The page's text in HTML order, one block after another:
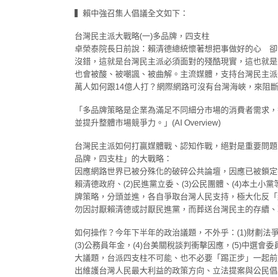
​▍賴中強召集人倡議全文如下：
​台灣民主派大戰略(一)多品牌，四支柱
卓榮泰院長日前說：賴清德總統懷著想把事做好的心 卻
沒錯，這就是台灣民主派必須面對的殘酷現實，這也就
也會被酸、被嘲諷、被曲解。主流媒體，支持台灣民主
萬人如何跟14億人打？網際網路可沒有台灣海峽，來阻
「多品牌策略是企業為滿足不同細分市場的消費者需求
並提升整體市場競爭力。」(AI Overview)
台灣民主派如何打贏媒體戰、認知作戰，絕對是重要問
品牌，四支柱」的大戰略：
因應網路世界已被分殊化的破碎公共論壇，因應已被鎖
賴清德政府、(2)民進黨立委、(3)公民團體、(4)本土小
牌策略，分頭並進，各自爭取台灣人民支持，極大化反
勿因討厭賴清德或討厭民進黨，而葬送台灣民主的存續
如何操作？今年下半年的政治議題，不外乎：(1)財劃法
(3)公務員年金，(4)台美關稅談判衝擊因應，(5)中選會
大議題，台派四支柱不可能、也不必要「踢正步」一起
出維護台灣人民最大利益的政策方向、立法提案與公民